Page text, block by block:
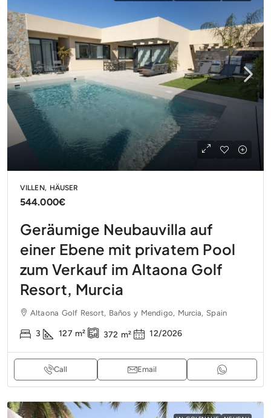
VILLEN, HÄUSER
544.000€
Geräumige Neubauvilla auf
einer Ebene mit privatem Pool
zum Verkauf im Altaona Golf
Resort, Murcia
Altaona Golf Resort, Baños y Mendigo, Murcia, Spain
3 127 m² 372 m² 12/2026
Call Email